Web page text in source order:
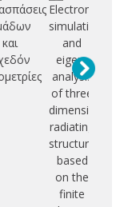
και
simulation
and
eigen-
analysis
of three
dimensional
radiating
structures
based
on the
finite